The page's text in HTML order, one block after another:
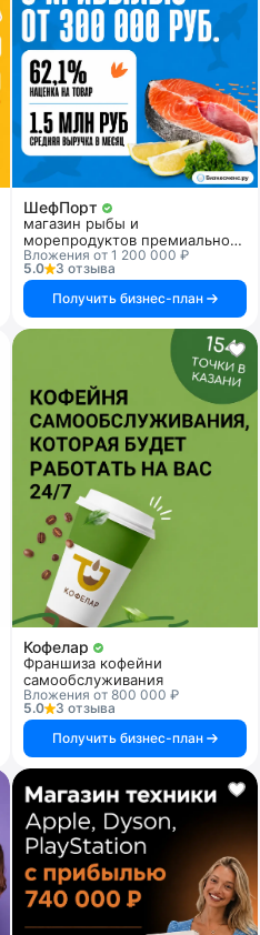
ШефПорт
магазин рыбы и
морепродуктов премиального
качества
Вложения от 1 200 000 ₽
5.0
3 отзыва
Получить бизнес-план
Кофелар
Франшиза кофейни
самообслуживания
Вложения от 800 000 ₽
5.0
3 отзыва
Получить бизнес-план